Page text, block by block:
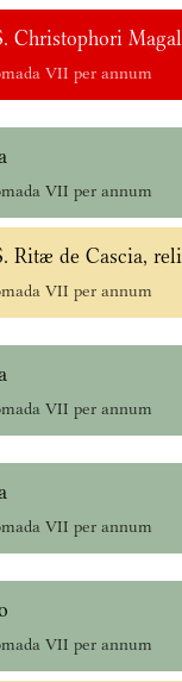
Christophori
VII per annum
VII per annum
Ritæ de Cascia,
VII per annum
VII per annum
VII per annum
VII per annum